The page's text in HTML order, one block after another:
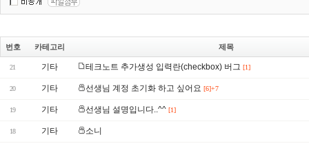
번호 카테고리 제목
21 기타 테크노트 추가생성 입력란(checkbox) 버그 [1]
20 기타 선생님 계정 초기화 하고 싶어요 [6]+7
19 기타 선생님 설명입니다..^^ [1]
18 기타 소니